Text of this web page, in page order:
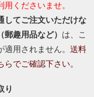
用くださいませ。
してご注文いただけな
郵趣用品など） は、こ
適用されません。 送料
らでご確認下さい。
り